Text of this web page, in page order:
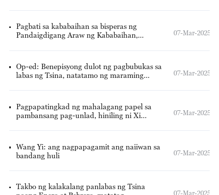
mundo
Pagbati sa kababaihan sa bisperas ng
Pandaigdigang Araw ng Kababaihan,
07-Mar-2025
Op-ed: Benepisyong dulot ng pagbubukas sa
labas ng Tsina, natatamo ng maraming
07-Mar-2025
Pagpapatingkad ng mahalagang papel sa
pambansang pag-unlad, hiniling ni Xi
07-Mar-2025
Wang Yi: ang nagpapagamit ang naiiwan sa
bandang huli
07-Mar-2025
Takbo ng kalakalang panlabas ng Tsina
07-Mar-2025